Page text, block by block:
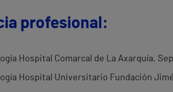
profesional:
Hospital Comarcal de La Axarquía.
Hospital Universitario Fundación